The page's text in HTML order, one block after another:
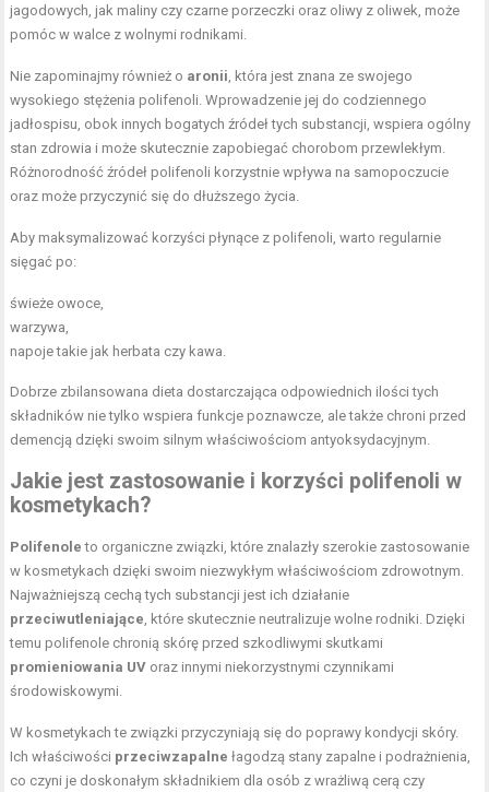
jagodowych, jak maliny czy czarne porzeczki oraz oliwy z oliwek, może
pomóc w walce z wolnymi rodnikami.
Nie zapominajmy również o aronii , która jest znana ze swojego
wysokiego stężenia polifenoli. Wprowadzenie jej do codziennego
jadłospisu, obok innych bogatych źródeł tych substancji, wspiera ogólny
stan zdrowia i może skutecznie zapobiegać chorobom przewlekłym.
Różnorodność źródeł polifenoli korzystnie wpływa na samopoczucie
oraz może przyczynić się do dłuższego życia.
Aby maksymalizować korzyści płynące z polifenoli, warto regularnie
sięgać po:
świeże owoce,
warzywa,
napoje takie jak herbata czy kawa.
Dobrze zbilansowana dieta dostarczająca odpowiednich ilości tych
składników nie tylko wspiera funkcje poznawcze, ale także chroni przed
demencją dzięki swoim silnym właściwościom antyoksydacyjnym.
Jakie jest zastosowanie i korzyści polifenoli w
kosmetykach?
Polifenole to organiczne związki, które znalazły szerokie zastosowanie
w kosmetykach dzięki swoim niezwykłym właściwościom zdrowotnym.
Najważniejszą cechą tych substancji jest ich działanie
przeciwutleniające , które skutecznie neutralizuje wolne rodniki. Dzięki
temu polifenole chronią skórę przed szkodliwymi skutkami
promieniowania UV oraz innymi niekorzystnymi czynnikami
środowiskowymi.
W kosmetykach te związki przyczyniają się do poprawy kondycji skóry.
Ich właściwości przeciwzapalne łagodzą stany zapalne i podrażnienia,
co czyni je doskonałym składnikiem dla osób z wrażliwą cerą czy